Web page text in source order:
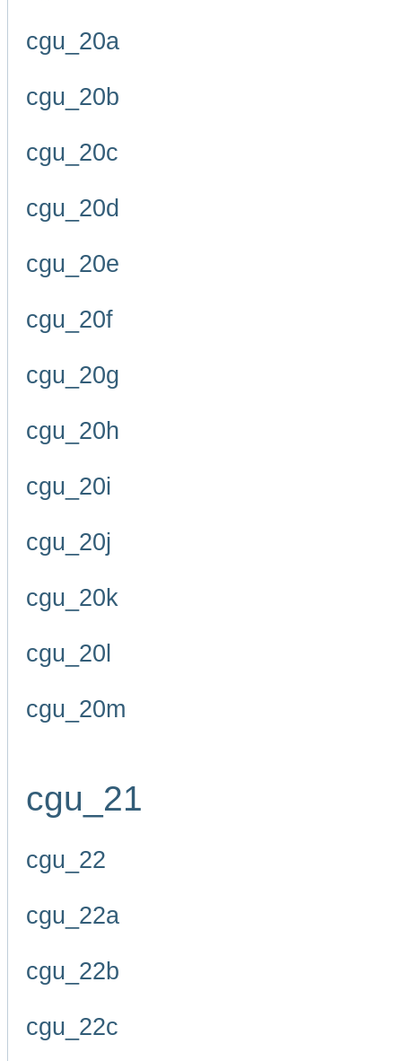
cgu_20a
cgu_20b
cgu_20c
cgu_20d
cgu_20e
cgu_20f
cgu_20g
cgu_20h
cgu_20i
cgu_20j
cgu_20k
cgu_20l
cgu_20m
cgu_21
cgu_22
cgu_22a
cgu_22b
cgu_22c